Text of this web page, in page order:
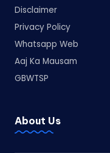
Disclaimer
Privacy Policy
Whatsapp Web
Aaj Ka Mausam
GBWTSP
About Us